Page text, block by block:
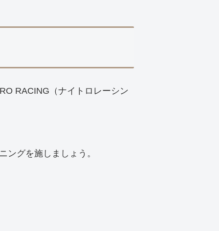
RACING（ナイトロレーシン
ングを施しましょう。